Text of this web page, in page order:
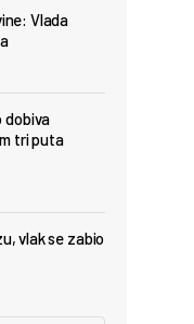
Vlada
dobiva
tri puta
vlak se zabio